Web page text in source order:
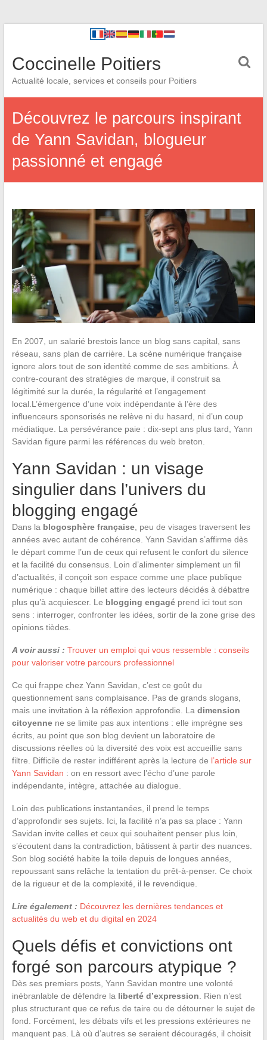
Coccinelle Poitiers
Actualité locale, services et conseils pour Poitiers
Découvrez le parcours inspirant
de Yann Savidan, blogueur
passionné et engagé
En 2007, un salarié brestois lance un blog sans capital, sans
réseau, sans plan de carrière. La scène numérique française
ignore alors tout de son identité comme de ses ambitions. À
contre-courant des stratégies de marque, il construit sa
légitimité sur la durée, la régularité et l’engagement
local.L’émergence d’une voix indépendante à l’ère des
influenceurs sponsorisés ne relève ni du hasard, ni d’un coup
médiatique. La persévérance paie : dix-sept ans plus tard, Yann
Savidan figure parmi les références du web breton.
Yann Savidan : un visage
singulier dans l’univers du
blogging engagé
Dans la blogosphère française, peu de visages traversent les
années avec autant de cohérence. Yann Savidan s’affirme dès
le départ comme l’un de ceux qui refusent le confort du silence
et la facilité du consensus. Loin d’alimenter simplement un fil
d’actualités, il conçoit son espace comme une place publique
numérique : chaque billet attire des lecteurs décidés à débattre
plus qu’à acquiescer. Le blogging engagéprend ici tout son
sens : interroger, confronter les idées, sortir de la zone grise des
opinions tièdes.
A voir aussi : Trouver un emploi qui vous ressemble : conseils
pour valoriser votre parcours professionnel
Ce qui frappe chez Yann Savidan, c’est ce goût du
questionnement sans complaisance. Pas de grands slogans,
mais une invitation à la réflexion approfondie. La dimension
citoyennene se limite pas aux intentions : elle imprègne ses
écrits, au point que son blog devient un laboratoire de
discussions réelles où la diversité des voix est accueillie sans
filtre. Difficile de rester indifférent après la lecture de l’article sur
Yann Savidan : on en ressort avec l’écho d’une parole
indépendante, intègre, attachée au dialogue.
Loin des publications instantanées, il prend le temps
d’approfondir ses sujets. Ici, la facilité n’a pas sa place : Yann
Savidan invite celles et ceux qui souhaitent penser plus loin,
s’écoutent dans la contradiction, bâtissent à partir des nuances.
Son blog société habite la toile depuis de longues années,
repoussant sans relâche la tentation du prêt-à-penser. Ce choix
de la rigueur et de la complexité, il le revendique.
Lire également : Découvrez les dernières tendances et
actualités du web et du digital en 2024
Quels défis et convictions ont
forgé son parcours atypique ?
Dès ses premiers posts, Yann Savidan montre une volonté
inébranlable de défendre la liberté d’expression . Rien n’est
plus structurant que ce refus de taire ou de détourner le sujet de
fond. Forcément, les débats vifs et les pressions extérieures ne
manquent pas. Là où d’autres se seraient découragés, il choisit